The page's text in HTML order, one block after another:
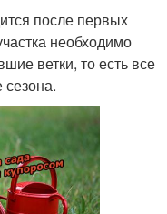
после первых
необходимо
ветки, то есть все
сезона.